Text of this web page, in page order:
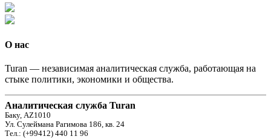
О нас
Turan — независимая аналитическая служба, работающая на
стыке политики, экономики и общества.
Аналитическая служба Turan
Баку, AZ1010
Ул. Сулеймана Рагимова 186, кв. 24
Тел.: (+99412) 440 11 96